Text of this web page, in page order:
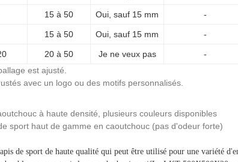
15 à 50 Oui, sauf 15 mm -
15 à 50 Oui, sauf 15 mm -
20 à 50 Je ne veux pas
-
est ajusté.
avec un logo ou des motifs personnalisés.
à haute densité, plusieurs couleurs disponibles
sport haut de gamme en caoutchouc (pas d'odeur forte)
de sport de haute qualité qui peut être utilisé pour une variété